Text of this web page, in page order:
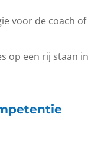
voor de coach of
op een rij staan in